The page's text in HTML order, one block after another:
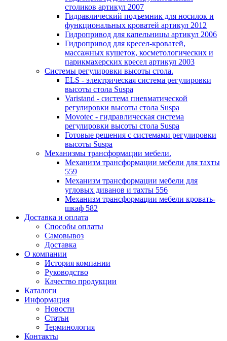
столиков артикул 2007
Гидравлический подъемник для носилок и
функциональных кроватей артикул 2012
Гидропривод для капельницы артикул 2006
Гидропривод для кресел-кроватей,
массажных кушеток, косметологических и
парикмахерских кресел артикул 2003
Системы регулировки высоты стола.
ELS - электрическая система регулировки
высоты стола Suspa
Varistand - система пневматической
регулировки высоты стола Suspa
Movotec - гидравлическая система
регулировки высоты стола Suspa
Готовые решения с системами регулировки
высоты Suspa
Механизмы трансформации мебели.
Механизм трансформации мебели для тахты
559
Механизм трансформации мебели для
угловых диванов и тахты 556
Механизм трансформации мебели кровать-
шкаф 582
Доставка и оплата
Способы оплаты
Самовывоз
Доставка
О компании
История компании
Руководство
Качество продукции
Каталоги
Информация
Новости
Статьи
Терминология
Контакты